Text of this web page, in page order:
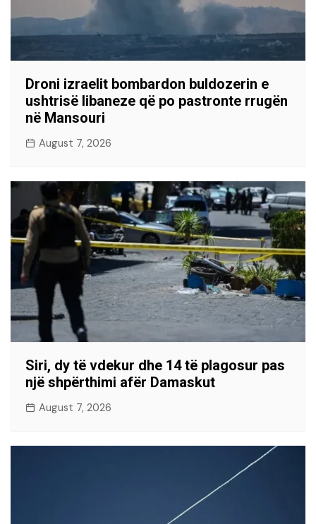
Droni izraelit bombardon buldozerin e
ushtrisë libaneze që po pastronte rrugën
në Mansouri
August 7, 2026
Siri, dy të vdekur dhe 14 të plagosur pas
një shpërthimi afër Damaskut
August 7, 2026